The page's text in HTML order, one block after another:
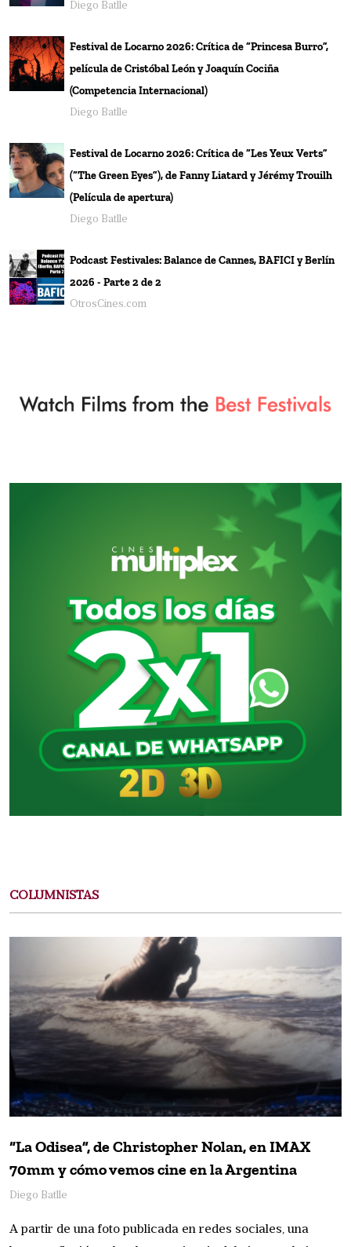
Diego Batlle
Festival de Locarno 2026: Crítica de “Princesa Burro”,
película de Cristóbal León y Joaquín Cociña
(Competencia Internacional)
Diego Batlle
Festival de Locarno 2026: Crítica de “Les Yeux Verts”
(“The Green Eyes”), de Fanny Liatard y Jérémy Trouilh
(Película de apertura)
Diego Batlle
Podcast Festivales: Balance de Cannes, BAFICI y Berlín
2026 - Parte 2 de 2
OtrosCines.com
COLUMNISTAS
“La Odisea”, de Christopher Nolan, en IMAX
70mm y cómo vemos cine en la Argentina
Diego Batlle
A partir de una foto publicada en redes sociales, una